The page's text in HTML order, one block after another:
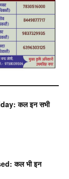
कल इन सभी
कल भी इन